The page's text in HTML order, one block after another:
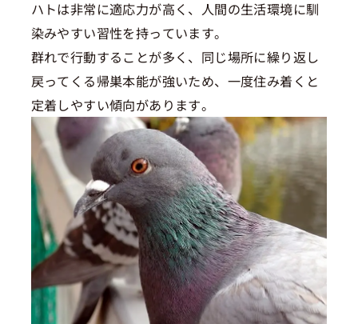
ハトは非常に適応力が高く、人間の生活環境に馴
染みやすい習性を持っています。
群れで行動することが多く、同じ場所に繰り返し
戻ってくる帰巣本能が強いため、一度住み着くと
定着しやすい傾向があります。